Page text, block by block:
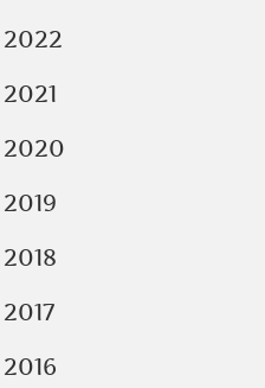
2022
2021
2020
2019
2018
2017
2016